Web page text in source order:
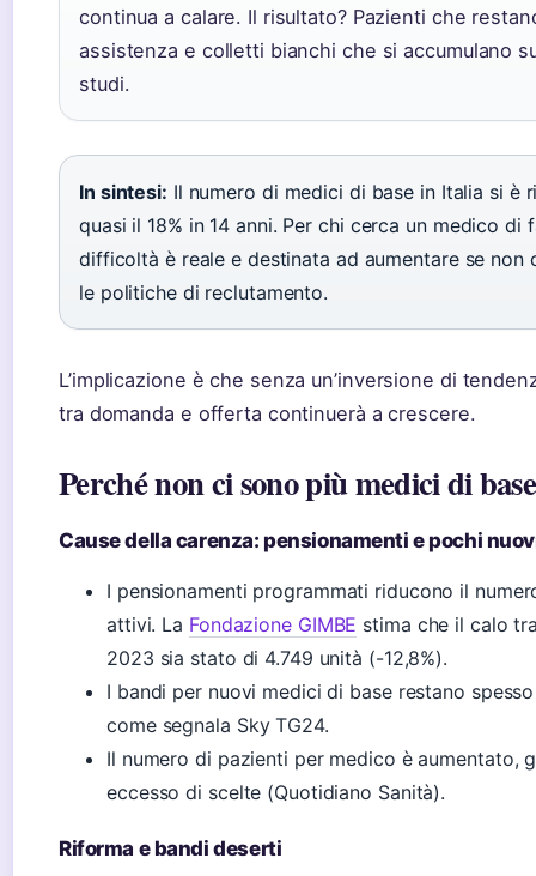
continua a calare. Il risultato? Pazienti che
assistenza e colletti bianchi che si accumulano
studi.
In sintesi: Il numero di medici di base in Italia si è
quasi il 18% in 14 anni. Per chi cerca un medico di
difficoltà è reale e destinata ad aumentare se non
le politiche di reclutamento.
L’implicazione è che senza un’inversione di
tra domanda e offerta continuerà a crescere.
Perché non ci sono più medici di
Cause della carenza: pensionamenti e pochi
I pensionamenti programmati riducono il
attivi. La Fondazione GIMBE stima che il calo
2023 sia stato di 4.749 unità (-12,8%).
I bandi per nuovi medici di base restano
come segnala Sky TG24.
Il numero di pazienti per medico è aumentato,
eccesso di scelte (Quotidiano Sanità).
Riforma e bandi deserti